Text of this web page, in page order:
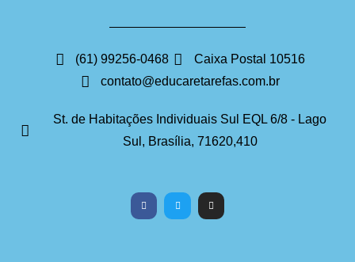
(61) 99256-0468
Caixa Postal 10516
contato@educaretarefas.com.br
St. de Habitações Individuais Sul EQL 6/8 - Lago
Sul, Brasília, 71620,410